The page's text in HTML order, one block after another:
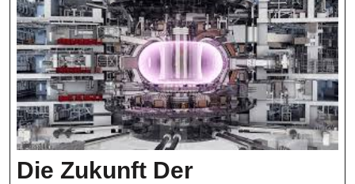
Die Zukunft Der